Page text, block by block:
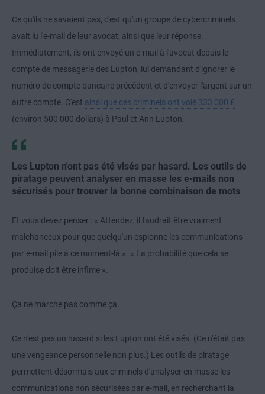
Ce qu'ils ne savaient pas, c'est qu'un groupe de cybercriminels
avait lu l'e-mail de leur avocat, ainsi que leur réponse.
Immédiatement, ils ont envoyé un e-mail à l'avocat depuis le
compte de messagerie des Lupton, lui demandant d'ignorer le
numéro de compte bancaire précédent et d'envoyer l'argent sur un
autre compte. C'est ainsi que ces criminels ont volé 333 000 £
(environ 500 000 dollars) à Paul et Ann Lupton.
Les Lupton n'ont pas été visés par hasard. Les outils de
piratage peuvent analyser en masse les e-mails non
sécurisés pour trouver la bonne combinaison de mots
Et vous devez penser : « Attendez, il faudrait être vraiment
malchanceux pour que quelqu'un espionne les communications
par e-mail pile à ce moment-là ». « La probabilité que cela se
produise doit être infime ».
Ça ne marche pas comme ça.
Ce n'est pas un hasard si les Lupton ont été visés. (Ce n'était pas
une vengeance personnelle non plus.) Les outils de piratage
permettent désormais aux criminels d'analyser en masse les
communications non sécurisées par e-mail, en recherchant la